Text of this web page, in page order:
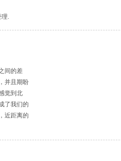
理.
间的差
并且期盼
觉到北
了我们的
近距离的